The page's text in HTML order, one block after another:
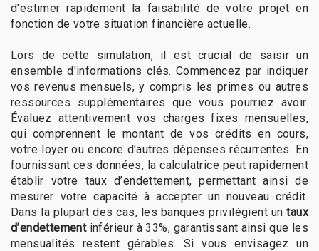
d'estimer rapidement la faisabilité de votre projet en
fonction de votre situation financière actuelle.
Lors de cette simulation, il est crucial de saisir un
ensemble d'informations clés. Commencez par indiquer
vos revenus mensuels, y compris les primes ou autres
ressources supplémentaires que vous pourriez avoir.
Évaluez attentivement vos charges fixes mensuelles,
qui comprennent le montant de vos crédits en cours,
votre loyer ou encore d'autres dépenses récurrentes. En
fournissant ces données, la calculatrice peut rapidement
établir votre taux d’endettement, permettant ainsi de
mesurer votre capacité à accepter un nouveau crédit.
Dans la plupart des cas, les banques privilégient untaux
d’endettementinférieur à 33%, garantissant ainsi que les
mensualités restent gérables. Si vous envisagez un